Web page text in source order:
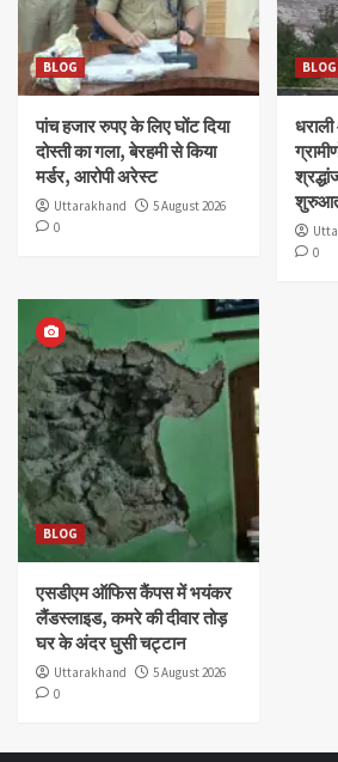
BLOG
पांच हजार रुपए के लिए घोंट दिया
दोस्ती का गला, बेरहमी से किया
मर्डर, आरोपी अरेस्ट
Uttarakhand
5 August 2026
0
BLOG
शुरुआत
0
BLOG
एसडीएम ऑफिस कैंपस में भयंकर
लैंडस्लाइड, कमरे की दीवार तोड़
घर के अंदर घुसी चट्टान
Uttarakhand
5 August 2026
0